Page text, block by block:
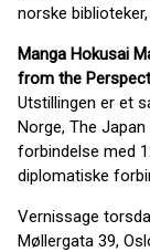
norske
Manga Hokusai
from the
Utstillingen er et
Norge, The
forbindelse med
diplomatiske
Vernissage
Møllergata 39,